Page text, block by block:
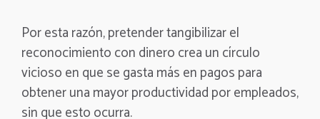
Por esta razón, pretender tangibilizar el
reconocimiento con dinero crea un círculo
vicioso en que se gasta más en pagos para
obtener una mayor productividad por empleados,
sin que esto ocurra.